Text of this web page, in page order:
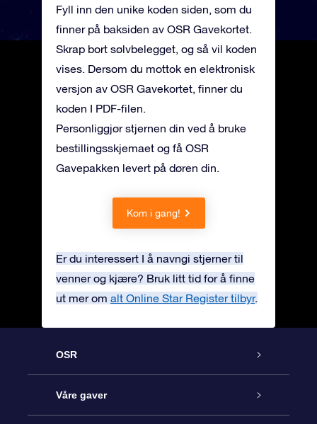
Fyll inn den unike koden siden, som du
finner på baksiden av OSR Gavekortet.
Skrap bort sølvbelegget, og så vil koden
vises. Dersom du mottok en elektronisk
versjon av OSR Gavekortet, finner du
koden I PDF-filen.
Personliggjør stjernen din ved å bruke
bestillingsskjemaet og få OSR
Gavepakken levert på døren din.
Kom i gang!
Er du interessert I å navngi stjerner til
venner og kjære? Bruk litt tid for å finne
ut mer om alt Online Star Register tilbyr.
OSR
Kundeservice
Våre gaver